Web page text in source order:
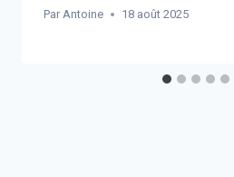
Par Antoine 18 août 2025